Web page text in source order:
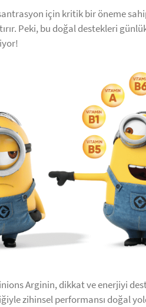
için kritik bir öneme
Peki, bu doğal destekleri
Arginin, dikkat ve enerjiyi
zihinsel performansı doğal